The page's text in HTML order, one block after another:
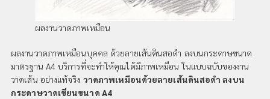
ผลงานวาดภาพเหมือน
ผลงานวาดภาพเหมือนบุคคล ด้วยลายเส้นดินสอดำ ลงบนกระดาษขนาด
มาตรฐาน A4 บริการที่จะทำให้คุณได้มีภาพเหมือน ในแบบฉบับของงาน
วาดเส้น อย่างแท้จริง วาดภาพเหมือนด้วยลายเส้นดินสอดำ ลงบน
กระดาษวาดเขียนขนาด A4